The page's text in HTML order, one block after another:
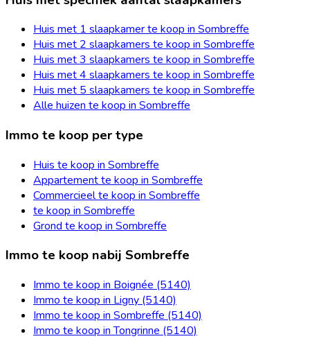
Huis met 1 slaapkamer te koop in Sombreffe
Huis met 2 slaapkamers te koop in Sombreffe
Huis met 3 slaapkamers te koop in Sombreffe
Huis met 4 slaapkamers te koop in Sombreffe
Huis met 5 slaapkamers te koop in Sombreffe
Alle huizen te koop in Sombreffe
Immo te koop per type
Huis te koop in Sombreffe
Appartement te koop in Sombreffe
Commercieel te koop in Sombreffe
te koop in Sombreffe
Grond te koop in Sombreffe
Immo te koop nabij Sombreffe
Immo te koop in Boignée (5140)
Immo te koop in Ligny (5140)
Immo te koop in Sombreffe (5140)
Immo te koop in Tongrinne (5140)